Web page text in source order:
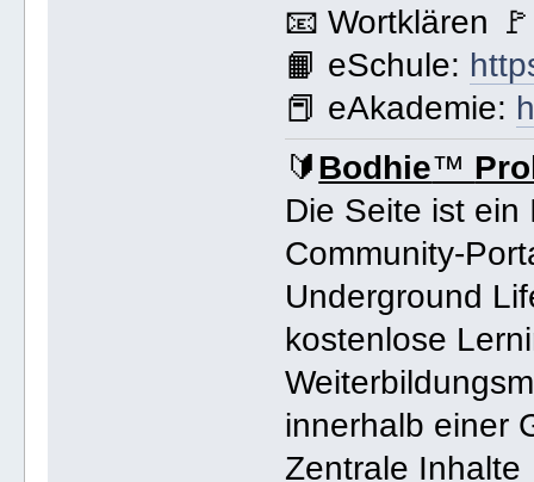
📧 Wortklären
📙 eSchule:
📕 eAkademie:
🔰Bodhie™
Die Seite ist ein
Community-
Underground
kostenlose
innerhalb einer
Zentrale Inhalte